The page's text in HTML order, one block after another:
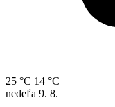
25 °C 14 °C
nedeľa 9. 8.